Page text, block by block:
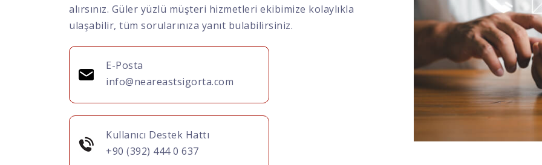
alırsınız. Güler yüzlü müşteri hizmetleri ekibimize kolaylıkla
ulaşabilir, tüm sorularınıza yanıt bulabilirsiniz.
E-Posta
info@neareastsigorta.com
Kullanıcı Destek Hattı
+90 (392) 444 0 637